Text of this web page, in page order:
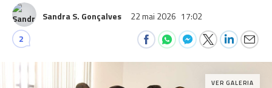
Sandra S. Gonçalves 22 mai 2026 17:02
2
VER GALERIA